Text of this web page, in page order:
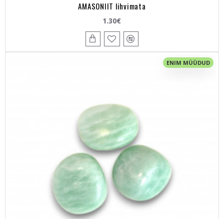
AMASONIIT lihvimata
1.30€
ENIM MÜÜDUD